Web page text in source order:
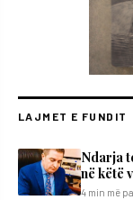
LAJMET E FUNDIT
Ndarja
në këtë
4 min më